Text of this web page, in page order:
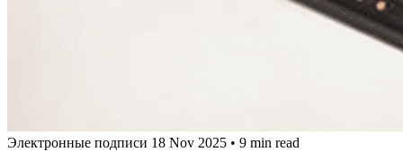
Электронные подписи 18 Nov 2025 • 9 min read